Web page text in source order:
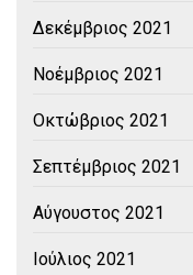
Δεκέμβριος 2021
Νοέμβριος 2021
Οκτώβριος 2021
Σεπτέμβριος 2021
Αύγουστος 2021
Ιούλιος 2021